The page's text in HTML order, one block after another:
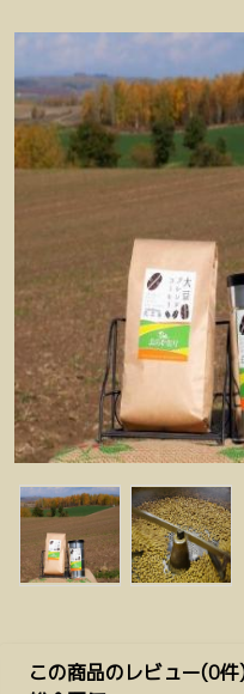
この商品のレビュー(0